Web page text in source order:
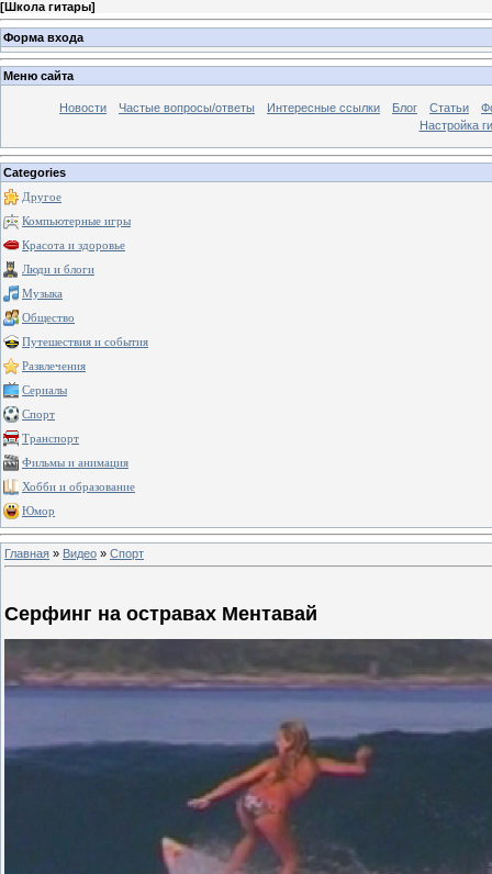
[Школа гитары]
Форма входа
Меню сайта
Новости Частые вопросы/ответы Интересные ссылки Блог Статьи
Настройка
Categories
Другое
Компьютерные игры
Красота и здоровье
Люди и блоги
Музыка
Общество
Путешествия и события
Развлечения
Сериалы
Спорт
Транспорт
Фильмы и анимация
Хобби и образование
Юмор
Главная » Видео » Спорт
Серфинг на остравах Ментавай